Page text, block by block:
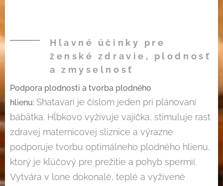
Hlavné účinky pre
ženské zdravie, plodnosť
a zmyselnosť
Podpora plodnosti a tvorba plodného
hlienu: Shatavari je číslom jeden pri plánovaní
bábätka. Hĺbkovo vyživuje vajíčka, stimuluje rast
zdravej maternicovej sliznice a výrazne
podporuje tvorbu optimálneho plodného hlienu,
ktorý je kľúčový pre prežitie a pohyb spermií.
Vytvára v lone dokonalé, teplé a vyživené